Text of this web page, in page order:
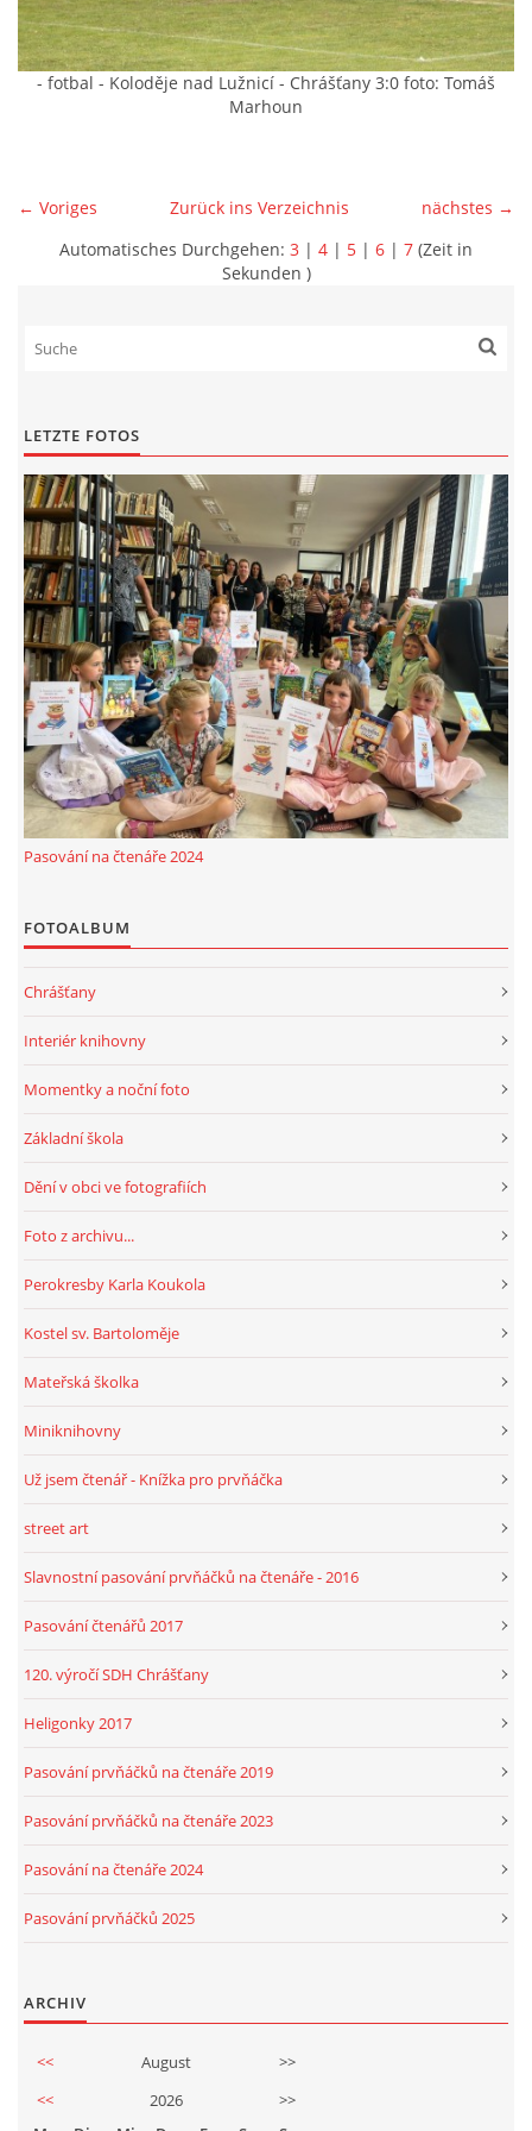
- fotbal - Koloděje nad Lužnicí - Chrášťany 3:0 foto: Tomáš
Marhoun
← Voriges nächstes →
Zurück ins Verzeichnis
Automatisches Durchgehen: 3 | 4 | 5 | 6 | 7 (Zeit in
Sekunden )
LETZTE FOTOS
Pasování na čtenáře 2024
FOTOALBUM
Chrášťany
Interiér knihovny
Momentky a noční foto
Základní škola
Dění v obci ve fotografiích
Foto z archivu...
Perokresby Karla Koukola
Kostel sv. Bartoloměje
Mateřská školka
Miniknihovny
Už jsem čtenář - Knížka pro prvňáčka
street art
Slavnostní pasování prvňáčků na čtenáře - 2016
Pasování čtenářů 2017
120. výročí SDH Chrášťany
Heligonky 2017
Pasování prvňáčků na čtenáře 2019
Pasování prvňáčků na čtenáře 2023
Pasování na čtenáře 2024
Pasování prvňáčků 2025
ARCHIV
<< August
>>
<<
2026
>>